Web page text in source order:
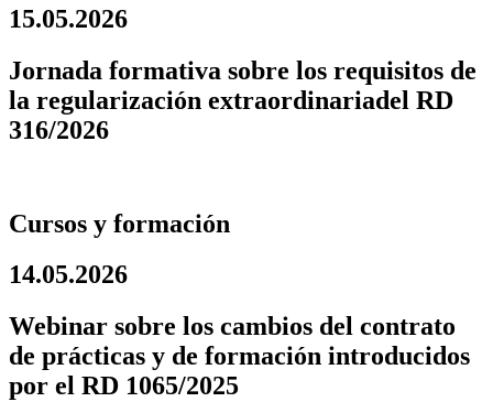
15.05.2026
Jornada formativa sobre los requisitos de
la regularización extraordinariadel RD
316/2026
Cursos y formación
14.05.2026
Webinar sobre los cambios del contrato
de prácticas y de formación introducidos
por el RD 1065/2025